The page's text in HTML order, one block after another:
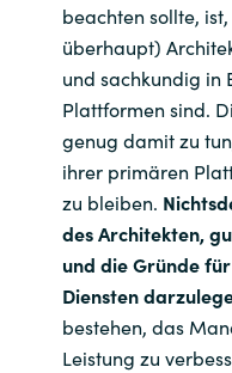
beachten sollte,
überhaupt)
und sachkundig in
Plattformen sind.
genug damit zu
ihrer primären
zu bleiben.
des Architekten,
und die Gründe
Diensten
bestehen, das
Leistung zu